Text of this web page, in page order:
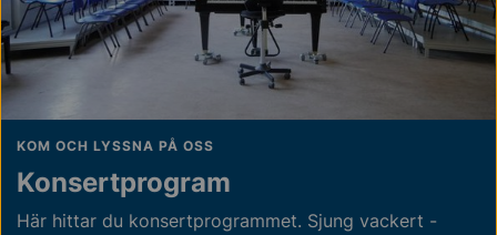
KOM OCH LYSSNA PÅ OSS
Konsertprogram
Här hittar du konsertprogrammet. Sjung vackert -